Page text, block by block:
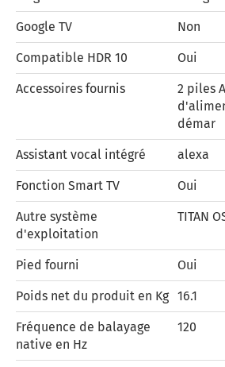
Google TV Non
Compatible HDR 10 Oui
Accessoires fournis
2 piles
démar
Assistant vocal intégré alexa
Fonction Smart TV Oui
Autre système
d'exploitation
TITAN
Pied fourni Oui
Poids net du produit en Kg 16.1
Fréquence de balayage
native en Hz
120